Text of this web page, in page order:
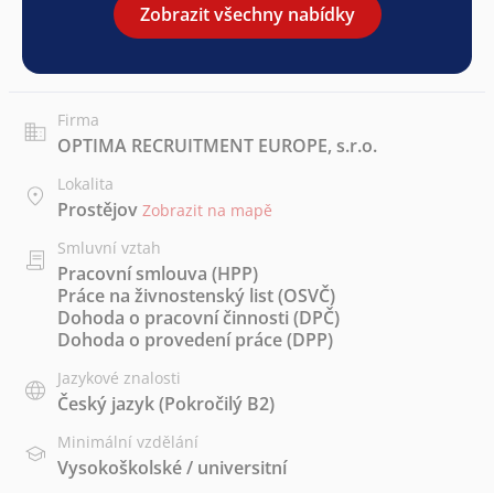
Zobrazit všechny nabídky
Firma
OPTIMA RECRUITMENT EUROPE, s.r.o.
Lokalita
Prostějov Zobrazit na mapě
Smluvní vztah
Pracovní smlouva (HPP)
Práce na živnostenský list (OSVČ)
Dohoda o pracovní činnosti (DPČ)
Dohoda o provedení práce (DPP)
Jazykové znalosti
Český jazyk(Pokročilý B2)
Minimální vzdělání
Vysokoškolské / universitní